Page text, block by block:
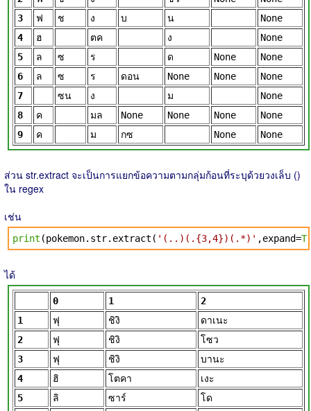
3
ฟ ช ง บ น
None
4
ฮ ตค ง
None
5
ล ซ ร ด None
None
6
ล ซ ร ดอน None None
None
7
ซน ง ม
None
8
ค มล None None None
None
9
ค ม กซ None None
ส่วน str.extract จะเป็นการแยกข้อความตามกลุ่มก้อนที่ระบุด้วยวงเล็บ ()
ใน regex
เช่น
print (pokemon.str.extract( '(..)(.{3,4})(.*)' ,expand=
ได้
0 1
2
1
ฟุ ชิงิ
ดาเนะ
2
ฟุ ชิงิ
โซว
3
ฟุ ชิงิ
บานะ
4
ฮิ โตคา
เงะ
5
ลิ ซาร์
โด